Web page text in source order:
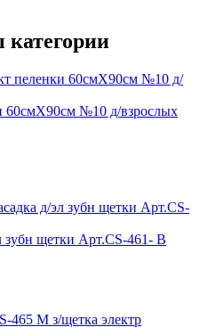
категории
60смX90см №10 д/взрослых
зубн щетки Арт.CS-461- B